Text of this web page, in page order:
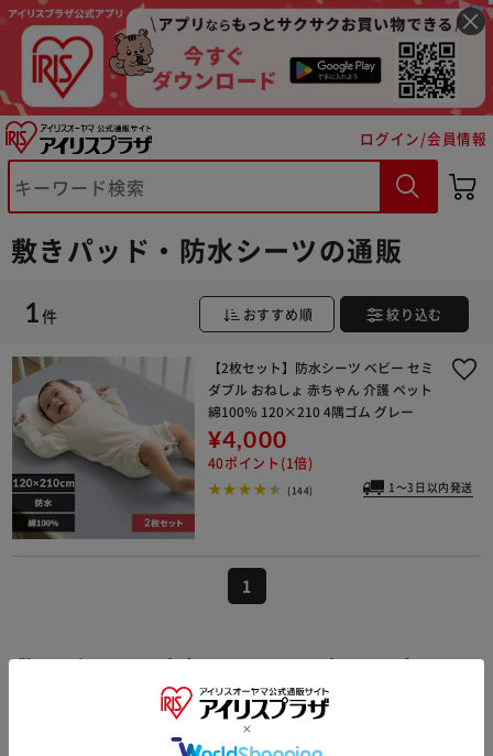
ログイン/会員情報
敷きパッド・防水シーツの通販
1件 おすすめ順 絞り込む
【2枚セット】防水シーツ ベビー セミ
ダブル おねしょ 赤ちゃん 介護 ペット
綿100％ 120×210 4隅ゴム グレー
¥4,000
40ポイント(1倍)
(144) 1～3日以内発送
1
敷きパッド・防水シーツの関連カテゴリの
ベビー枕 シーツ
※ご確認ください
カートに入れる 購入手続きへ